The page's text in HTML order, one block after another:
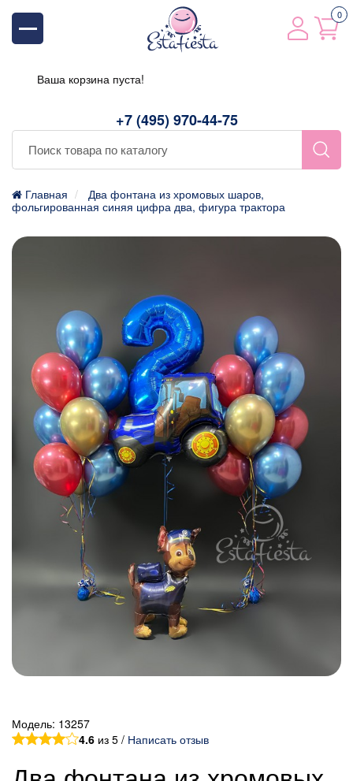
+7 (495) 970-44-75
0
Ваша корзина пуста!
Главная
Два фонтана из хромовых шаров,
фольгированная синяя цифра два, фигура трактора
Модель: 13257
4.6 из 5 / Написать отзыв